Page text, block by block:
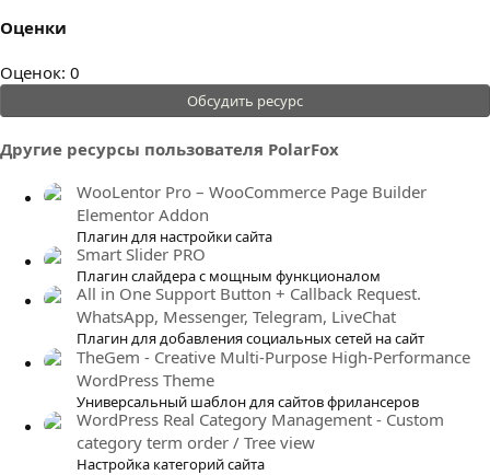
Оценки
0
.
0
0
з
Оценок: 0
Обсудить ресурс
Другие ресурсы пользователя PolarFox
WooLentor Pro – WooCommerce Page Builder
Elementor Addon
Плагин для настройки сайта
Smart Slider PRO
Плагин слайдера с мощным функционалом
All in One Support Button + Callback Request.
WhatsApp, Messenger, Telegram, LiveChat
Плагин для добавления социальных сетей на сайт
TheGem - Creative Multi-Purpose High-Performance
WordPress Theme
Универсальный шаблон для сайтов фрилансеров
WordPress Real Category Management - Custom
category term order / Tree view
Настройка категорий сайта